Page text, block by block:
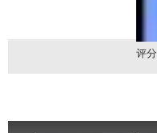
评分